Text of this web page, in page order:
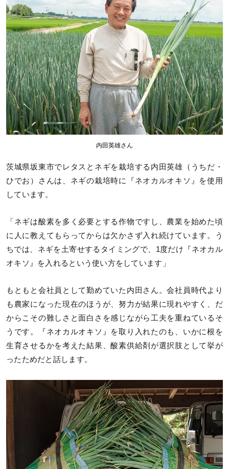
内田英雄さん
茨城県坂東市でレタスとネギを栽培する内田英雄（うちだ・
ひでお）さんは、ネギの栽培時に『ネオカルオキソ』を使用
しています。
「ネギは酸素を多く必要とする作物ですし、農業を始めた頃
に人に教えてもらってからは欠かさず入れ続けています。う
ちでは、ネギを土寄せするタイミングで、1度だけ『ネオカル
オキソ』を入れるという使い方をしています」
もともと会社員として勤めていた内田さん。会社員時代より
も農家になった現在のほうが、努力が結果に現れやすく、だ
からこその難しさと面白さを感じながら工夫を重ねているそ
うです。『ネオカルオキソ』を取り入れたのも、いかに根を
生育させるかを考えた結果、酸素供給剤が選択肢として挙が
ったためだと話します。